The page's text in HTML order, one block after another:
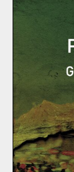
vis-à-vis du